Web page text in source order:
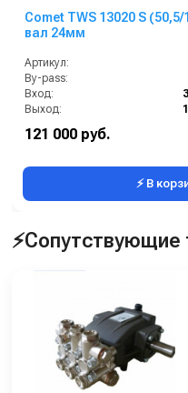
Comet TWS 13020 S
вал 24мм
Артикул:
By-pass:
Вход:
Выход:
121 000 руб.
⚡ В
⚡Сопутствующие